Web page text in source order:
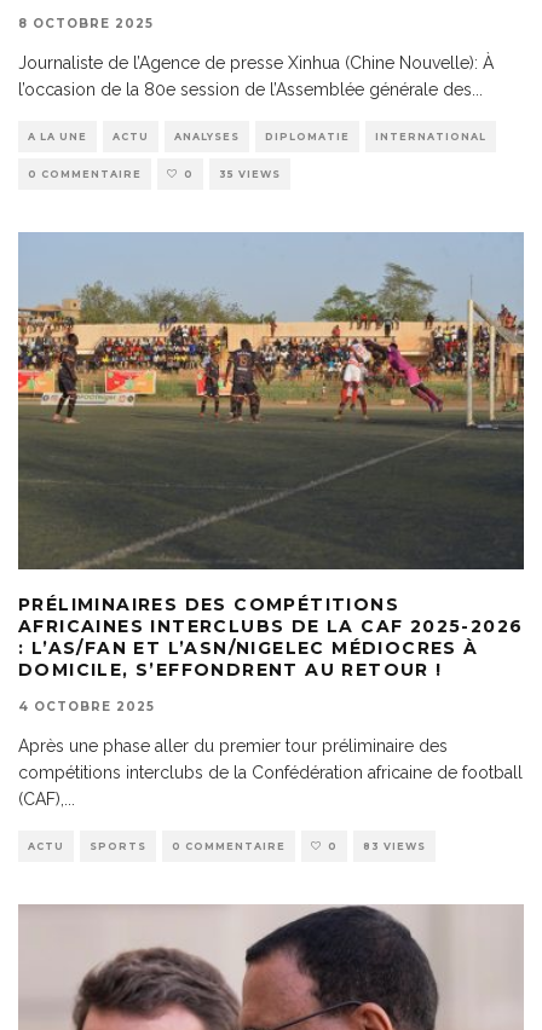
8 OCTOBRE 2025
Journaliste de l’Agence de presse Xinhua (Chine Nouvelle): À
l’occasion de la 80e session de l’Assemblée générale des...
A LA UNE ACTU ANALYSES DIPLOMATIE INTERNATIONAL
0 COMMENTAIRE 0 35 VIEWS
PRÉLIMINAIRES DES COMPÉTITIONS
AFRICAINES INTERCLUBS DE LA CAF 2025-2026
: L’AS/FAN ET L’ASN/NIGELEC MÉDIOCRES À
DOMICILE, S’EFFONDRENT AU RETOUR !
4 OCTOBRE 2025
Après une phase aller du premier tour préliminaire des
compétitions interclubs de la Confédération africaine de football
(CAF),
ACTU SPORTS 0 COMMENTAIRE 0 83 VIEWS